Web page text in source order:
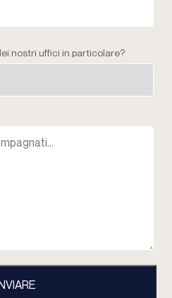
nostri uffici in particolare?